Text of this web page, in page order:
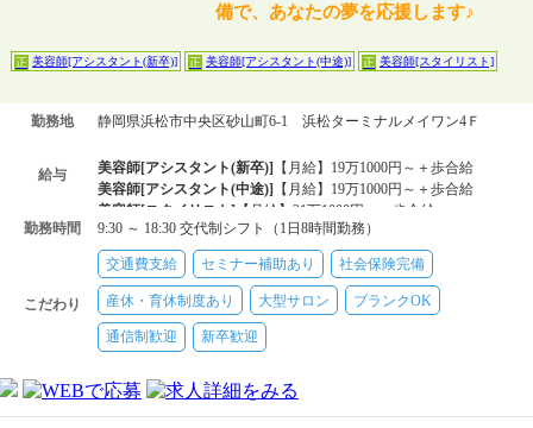
備で、あなたの夢を応援します♪
正 美容師[アシスタント(新卒)] 正 美容師[アシスタント(中途)] 正 美容師[スタイリスト]
勤務地 静岡県浜松市中央区砂山町6-1 浜松ターミナルメイワン4Ｆ
給与 美容師[アシスタント(新卒)] 【月給】19万1000円～＋歩合給
美容師[アシスタント(中途)] 【月給】19万1000円～＋歩合給
美容師[スタイリスト] 【月給】21万1000円～＋歩合給
勤務時間
9:30 ～ 18:30 交代制シフト（1日8時間勤務）
こだわり
交通費支給 セミナー補助あり 社会保険完備
産休・育休制度あり 大型サロン ブランクOK
通信制歓迎 新卒歓迎